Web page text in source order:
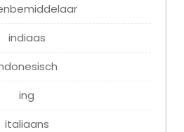
indiaas
ing
italiaans